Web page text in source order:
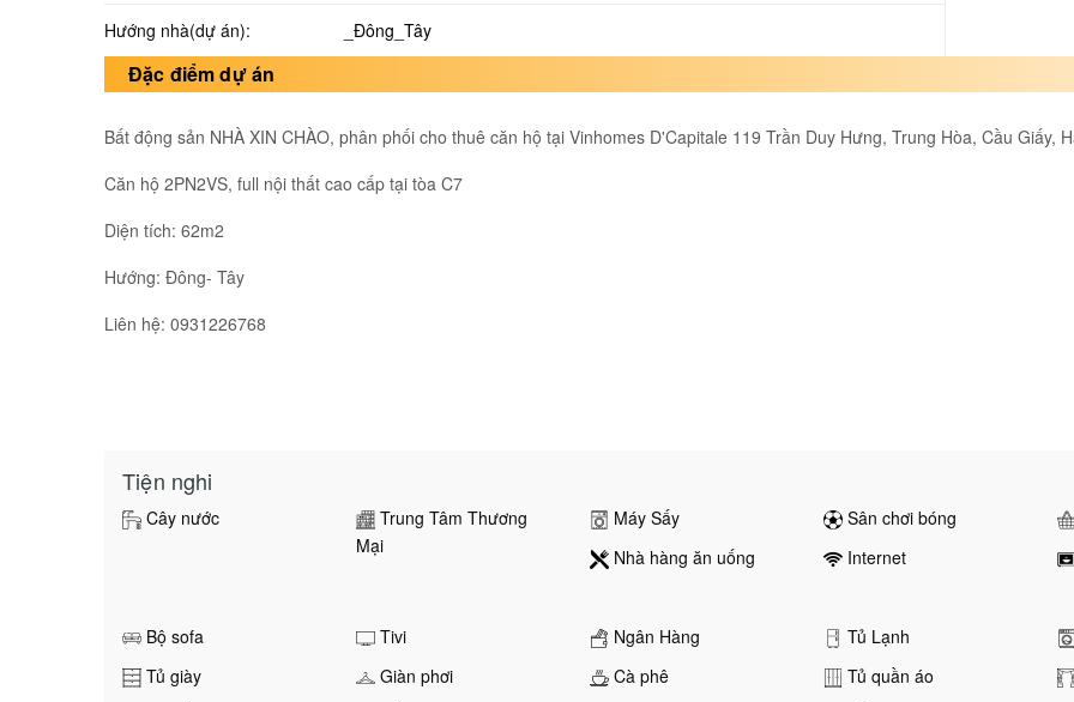
Hướng nhà(dự án): _Đông_Tây
Đặc điểm dự án
Bất động sản NHÀ XIN CHÀO, phân phối cho thuê căn hộ tại Vinhomes D'Capitale 119 Trần Duy Hưng, Trung Hòa, Cầu Giấy,
Căn hộ 2PN2VS, full nội thất cao cấp tại tòa C7
Diện tích: 62m2
Hướng: Đông- Tây
Liên hệ: 0931226768
Tiện nghi
Cây nước
Trung Tâm Thương
Mại
Máy Sấy Sân chơi bóng
Nhà hàng ăn uống
Internet
Bộ sofa
Tivi Ngân Hàng Tủ Lạnh
Tủ giày
Giàn phơi Cà phê Tủ quần áo